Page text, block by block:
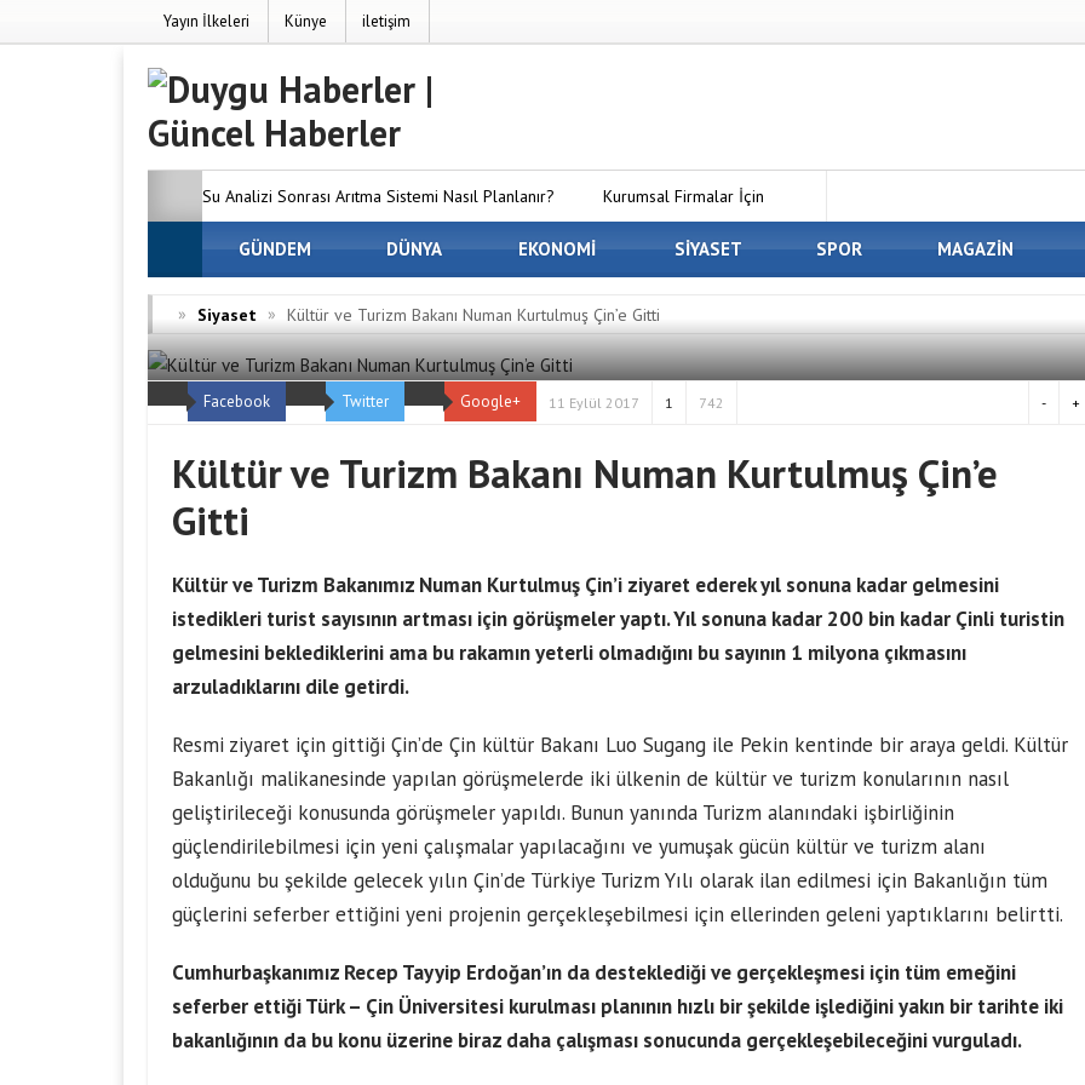
Yayın İlkeleri Künye iletişim
Su Analizi Sonrası Arıtma Sistemi Nasıl Planlanır? Kurumsal Firmalar İçin
SEO’nun Önemi Neden Artıyor? MC Server Kirala Paketleri ile Kendi Minecraft
Firmaları Osmaniye Evden Eve Nakliyat — Osmaniye’de Eşyalarınızı Güvenle
ve Hasarsız Taşıyoruz
GÜNDEM DÜNYA EKONOMİ SİYASET SPOR MAGAZİN
» Siyaset » Kültür ve Turizm Bakanı Numan Kurtulmuş Çin’e Gitti
Facebook Twitter Google+ 11 Eylül 2017 1 742 +
-
Kültür ve Turizm Bakanı Numan Kurtulmuş Çin’e
Gitti
Kültür ve Turizm Bakanımız Numan Kurtulmuş Çin’i ziyaret ederek yıl sonuna kadar gelmesini
istedikleri turist sayısının artması için görüşmeler yaptı. Yıl sonuna kadar 200 bin kadar Çinli turistin
gelmesini beklediklerini ama bu rakamın yeterli olmadığını bu sayının 1 milyona çıkmasını
arzuladıklarını dile getirdi.
Resmi ziyaret için gittiği Çin’de Çin kültür Bakanı Luo Sugang ile Pekin kentinde bir araya geldi. Kültür
Bakanlığı malikanesinde yapılan görüşmelerde iki ülkenin de kültür ve turizm konularının nasıl
geliştirileceği konusunda görüşmeler yapıldı. Bunun yanında Turizm alanındaki işbirliğinin
güçlendirilebilmesi için yeni çalışmalar yapılacağını ve yumuşak gücün kültür ve turizm alanı
olduğunu bu şekilde gelecek yılın Çin’de Türkiye Turizm Yılı olarak ilan edilmesi için Bakanlığın tüm
güçlerini seferber ettiğini yeni projenin gerçekleşebilmesi için ellerinden geleni yaptıklarını belirtti.
Cumhurbaşkanımız Recep Tayyip Erdoğan’ın da desteklediği ve gerçekleşmesi için tüm emeğini
seferber ettiği Türk – Çin Üniversitesi kurulması planının hızlı bir şekilde işlediğini yakın bir tarihte iki
bakanlığının da bu konu üzerine biraz daha çalışması sonucunda gerçekleşebileceğini vurguladı.